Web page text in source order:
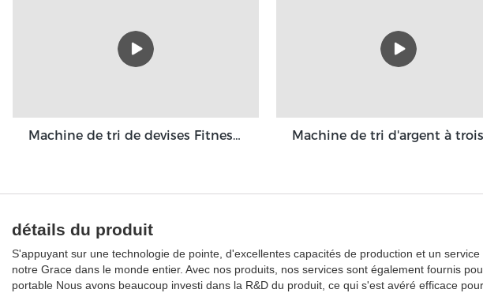
Machine de tri de devises Fitness GBS3500
détails du produit
S'appuyant sur une technologie de pointe, d'excellentes capacités de production et un
notre Grace dans le monde entier. Avec nos produits, nos services sont également fournis
portable Nous avons beaucoup investi dans la R&D du produit, ce qui s'est avéré efficace